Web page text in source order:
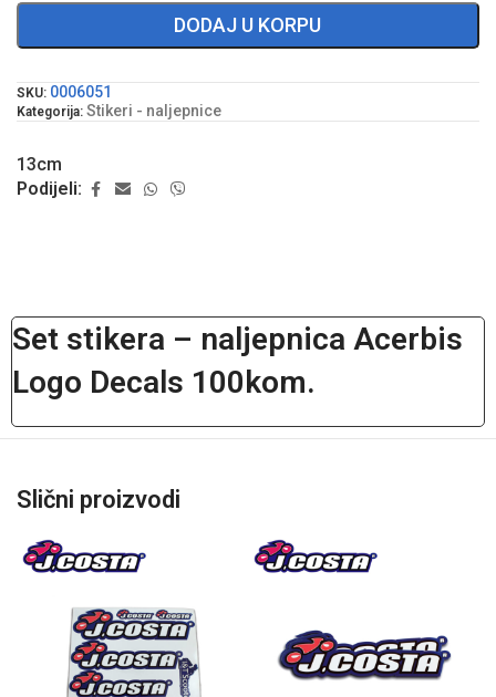
DODAJ U KORPU
SKU: 0006051
Kategorija: Stikeri - naljepnice
13cm
Podijeli:
Set stikera – naljepnica Acerbis
Logo Decals 100kom.
Slični proizvodi